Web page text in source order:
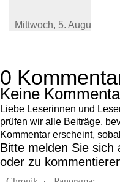
Mittwoch, 5. August 2026
0
Keine
Liebe Leserinnen und
prüfen wir alle Beiträge,
Kommentar erscheint,
Bitte melden Sie sich
oder zu